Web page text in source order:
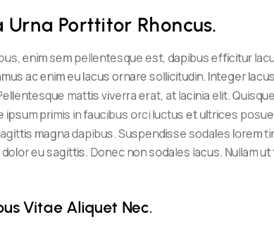
Porttitor Rhoncus.
enim sem pellentesque est, dapibus efficitur
ac enim eu lacus ornare sollicitudin. Integer
mattis viverra erat, at lacinia elit.
primis in faucibus orci luctus et ultrices
magna dapibus. Suspendisse sodales lorem
eu sagittis. Donec non sodales lacus. Nullam
Vitae Aliquet Nec.